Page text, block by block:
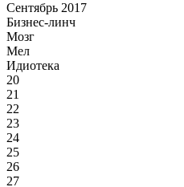
Сентябрь 2017
Бизнес-линч
Мозг
Мел
Идиотека
20
21
22
23
24
25
26
27